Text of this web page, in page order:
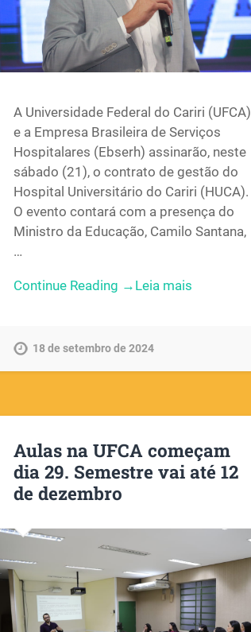
A Universidade Federal do Cariri (UFCA)
e a Empresa Brasileira de Serviços
Hospitalares (Ebserh) assinarão, neste
sábado (21), o contrato de gestão do
Hospital Universitário do Cariri (HUCA).
O evento contará com a presença do
Ministro da Educação, Camilo Santana,
…
Continue Reading →
18 de setembro de 2024
Aulas na UFCA começam
dia 29. Semestre vai até 12
de dezembro